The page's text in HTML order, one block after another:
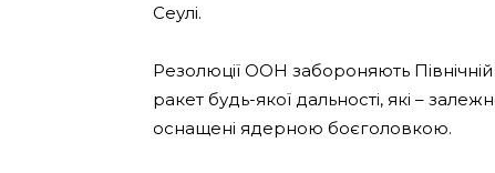
Сеулі.
Резолюції ООН забороняють
ракет будь-якої дальності, які –
оснащені ядерною боєголовкою.